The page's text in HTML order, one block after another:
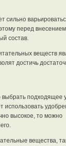
сильно
перед
состав.
веществ
достичь
выбрать подходящее
использовать
высокое, то можно
вещества,